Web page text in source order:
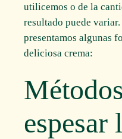
utilicemos o de la
resultado puede
presentamos algunas
deliciosa crema:
espesar